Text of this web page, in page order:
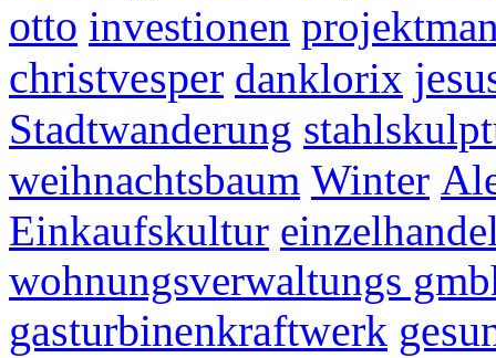
otto investionen
christvesper danklorix
Stadtwanderung
weihnachtsbaum Winter
Einkaufskultur
wohnungsverwaltungs
gasturbinenkraftwerk